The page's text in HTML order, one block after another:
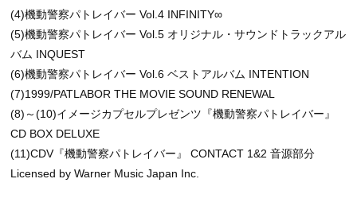
(4)機動警察パトレイバー Vol.4 INFINITY∞
(5)機動警察パトレイバー Vol.5 オリジナル・サウンドトラックアル
バム INQUEST
(6)機動警察パトレイバー Vol.6 ベストアルバム INTENTION
(7)1999/PATLABOR THE MOVIE SOUND RENEWAL
(8)～(10)イメージカプセルプレゼンツ『機動警察パトレイバー』
CD BOX DELUXE
(11)CDV『機動警察パトレイバー』 CONTACT 1&2 音源部分
Licensed by Warner Music Japan Inc.